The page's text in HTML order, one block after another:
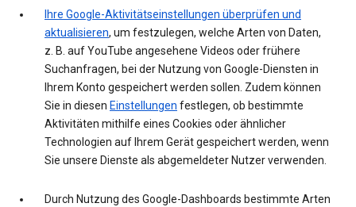
Ihre Google-Aktivitätseinstellungen überprüfen und
aktualisieren, um festzulegen, welche Arten von Daten,
z. B. auf YouTube angesehene Videos oder frühere
Suchanfragen, bei der Nutzung von Google-Diensten in
Ihrem Konto gespeichert werden sollen. Zudem können
Sie in diesen Einstellungen festlegen, ob bestimmte
Aktivitäten mithilfe eines Cookies oder ähnlicher
Technologien auf Ihrem Gerät gespeichert werden, wenn
Sie unsere Dienste als abgemeldeter Nutzer verwenden.
Durch Nutzung des Google-Dashboards bestimmte Arten